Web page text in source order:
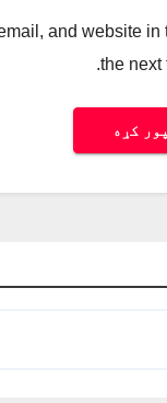
and website in
the next